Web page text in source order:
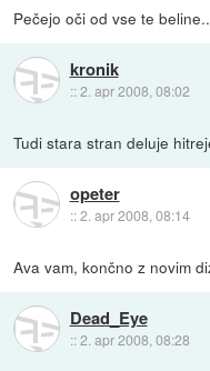
Pečejo oči od vse te
kronik
::2. apr 2008, 08:02
Tudi stara stran deluje
opeter
::2. apr 2008, 08:14
Ava vam, končno z novim
Dead_Eye
::2. apr 2008, 08:28